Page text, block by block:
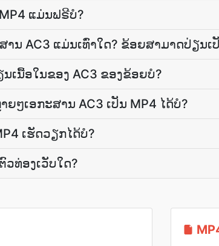
ແມ່ນຟຣີບໍ?
ນ AC3 ແມ່ນເທົ່າໃດ? ຂ້ອຍສາມາດປ່ຽນເ
ເນື້ອໃນ​ຂອງ AC3 ຂອງ​ຂ້ອຍ​ບໍ?
ໆເອກະສານ AC3 ເປັນ MP4 ໄດ້ບໍ?
ເຮັດວຽກໄດ້ບໍ?
ທ່ອງ​ເວັບ​ໃດ?